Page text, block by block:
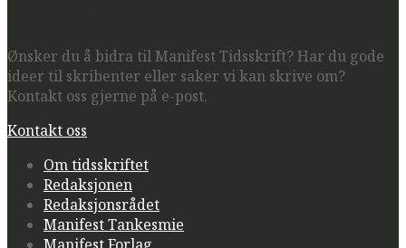
Ønsker du å bidra til Manifest Tidsskrift? Har du gode
ideer til skribenter eller saker vi kan skrive om?
Kontakt oss gjerne på e-post.
Kontakt oss
Om tidsskriftet
Redaksjonen
Redaksjonsrådet
Manifest Tankesmie
Manifest Forlag